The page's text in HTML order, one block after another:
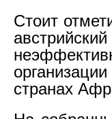
Стоит
странах